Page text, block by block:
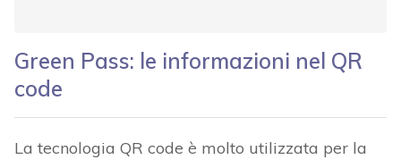
Green Pass: le informazioni nel QR
code
La tecnologia QR code è molto utilizzata per la